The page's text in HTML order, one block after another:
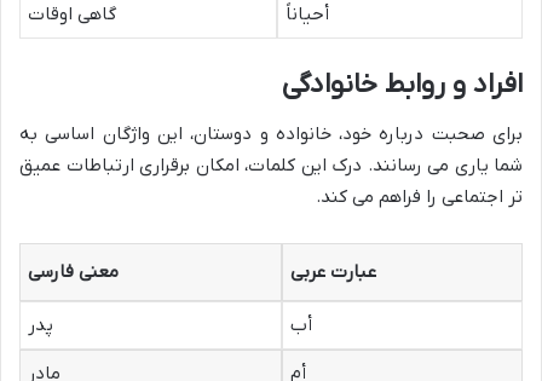
أحیاناً
گاهی اوقات
افراد و روابط خانوادگی
برای صحبت درباره خود، خانواده و دوستان، این واژگان اساسی به
شما یاری می رسانند. درک این کلمات، امکان برقراری ارتباطات عمیق
تر اجتماعی را فراهم می کند.
عبارت عربی معنی فارسی
أب
پدر
أم
مادر